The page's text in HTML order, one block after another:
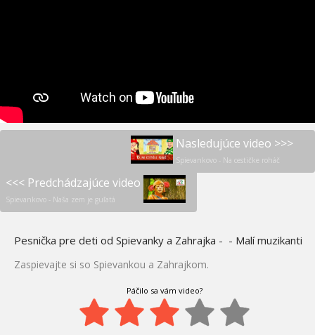
Nasledujúce video >>>
Spievankovo - Na cestičke roháč
<<< Predchádzajúce video
Spievankovo - Naša zem je guľatá
Pesnička pre deti od Spievanky a Zahrajka - - Malí muzikanti
Zaspievajte si so Spievankou a Zahrajkom.
Páčilo sa vám video?